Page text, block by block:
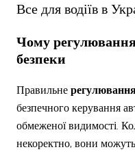
Все для водіїв в
Чому
безпеки
Правильне
безпечного керування
обмеженої видимості.
некоректно, вони можуть